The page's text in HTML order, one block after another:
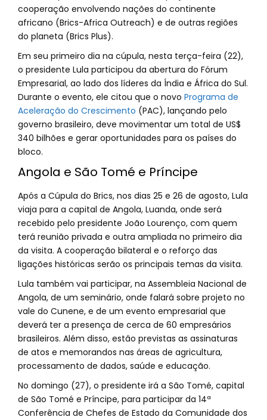
cooperação envolvendo nações do continente
africano (Brics-Africa Outreach) e de outras regiões
do planeta (Brics Plus).
Em seu primeiro dia na cúpula, nesta terça-feira (22),
o presidente Lula participou da abertura do Fórum
Empresarial, ao lado dos líderes da Índia e África do Sul.
Durante o evento, ele citou que o novo Programa de
Aceleração do Crescimento (PAC), lançando pelo
governo brasileiro, deve movimentar um total de US$
340 bilhões e gerar oportunidades para os países do
bloco.
Angola e São Tomé e Príncipe
Após a Cúpula do Brics, nos dias 25 e 26 de agosto, Lula
viaja para a capital de Angola, Luanda, onde será
recebido pelo presidente João Lourenço, com quem
terá reunião privada e outra ampliada no primeiro dia
da visita. A cooperação bilateral e o reforço das
ligações históricas serão os principais temas da visita.
Lula também vai participar, na Assembleia Nacional de
Angola, de um seminário, onde falará sobre projeto no
vale do Cunene, e de um evento empresarial que
deverá ter a presença de cerca de 60 empresários
brasileiros. Além disso, estão previstas as assinaturas
de atos e memorandos nas áreas de agricultura,
processamento de dados, saúde e educação.
No domingo (27), o presidente irá a São Tomé, capital
de São Tomé e Príncipe, para participar da 14ª
Conferência de Chefes de Estado da Comunidade dos